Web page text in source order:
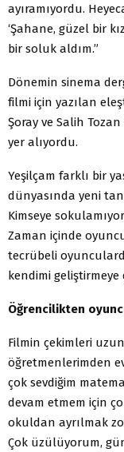
ayıramıyordu.
‘Şahane, güzel bir
bir soluk aldım.”
Dönemin sinema
filmi için yazılan
Şoray ve Salih
yer alıyordu.
Yeşilçam farklı bir
dünyasında yeni
Kimseye
Zaman içinde
tecrübeli
kendimi geliştirmeye
Öğrencilikten
Filmin çekimleri
öğretmenlerimden
çok sevdiğim
devam etmem için
okuldan ayrılmak
Çok üzülüyorum,